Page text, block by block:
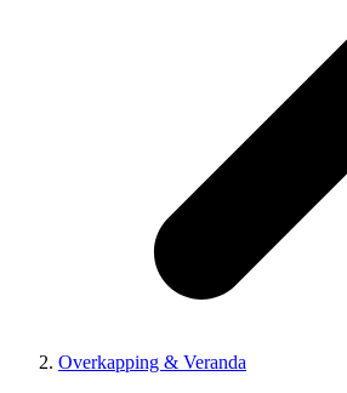
Overkapping & Veranda